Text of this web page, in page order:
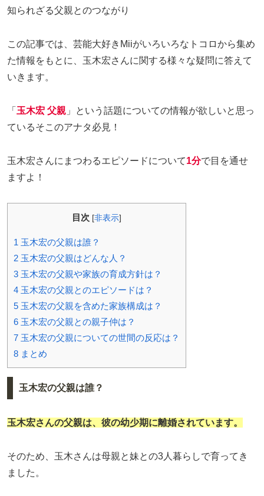
知られざる父親とのつながり
この記事では、芸能大好きMiiがいろいろなトコロから集め
た情報をもとに、玉木宏さんに関する様々な疑問に答えて
いきます。
「 玉木宏 父親 」という話題についての情報が欲しいと思っ
ているそこのアナタ必見！
玉木宏さんにまつわるエピソードについて1分で目を通せ
ますよ！
目次 [非表示]
1 玉木宏の父親は誰？
2 玉木宏の父親はどんな人？
3 玉木宏の父親や家族の育成方針は？
4 玉木宏の父親とのエピソードは？
5 玉木宏の父親を含めた家族構成は？
6 玉木宏の父親との親子仲は？
7 玉木宏の父親についての世間の反応は？
8 まとめ
玉木宏の父親は誰？
玉木宏さんの父親は、彼の幼少期に離婚されています。
そのため、玉木さんは母親と妹との3人暮らしで育ってき
ました。